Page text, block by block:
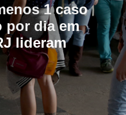
1 caso
por dia em
lideram